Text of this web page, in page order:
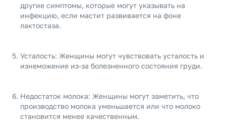
другие симптомы, которые могут указывать на
инфекцию, если мастит развивается на фоне
лактостаза.
Усталость: Женщины могут чувствовать усталость и
изнеможение из-за болезненного состояния груди.
Недостаток молока: Женщины могут заметить, что
производство молока уменьшается или что молоко
становится менее качественным.